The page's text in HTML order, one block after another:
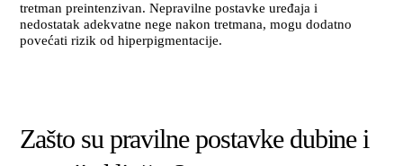
tretman preintenzivan. Nepravilne postavke uređaja i
nedostatak adekvatne nege nakon tretmana, mogu dodatno
povećati rizik od hiperpigmentacije.
Zašto su pravilne postavke dubine i